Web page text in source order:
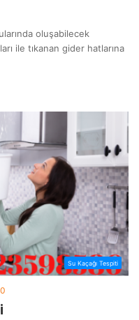
oluşabilecek
ile tıkanan gider hatlarına
Su Kaçağı Tespiti